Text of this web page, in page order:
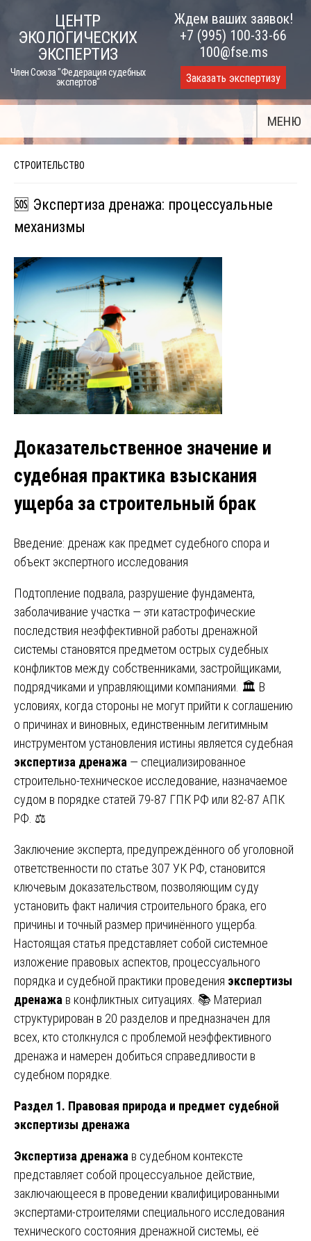
content
ЦЕНТР
ЭКОЛОГИЧЕСКИХ
ЭКСПЕРТИЗ
Член Союза "Федерация судебных
экспертов"
Ждем ваших заявок!
+7 (995) 100-33-66
100@fse.ms
Заказать экспертизу
МЕНЮ
СТРОИТЕЛЬСТВО
🆘 Экспертиза дренажа: процессуальные
механизмы
Доказательственное значение и
судебная практика взыскания
ущерба за строительный брак
Введение: дренаж как предмет судебного спора и
объект экспертного исследования
Подтопление подвала, разрушение фундамента,
заболачивание участка — эти катастрофические
последствия неэффективной работы дренажной
системы становятся предметом острых судебных
конфликтов между собственниками, застройщиками,
подрядчиками и управляющими компаниями. 🏛️ В
условиях, когда стороны не могут прийти к соглашению
о причинах и виновных, единственным легитимным
инструментом установления истины является судебная
экспертиза дренажа — специализированное
строительно-техническое исследование, назначаемое
судом в порядке статей 79-87 ГПК РФ или 82-87 АПК
РФ. ⚖️
Заключение эксперта, предупреждённого об уголовной
ответственности по статье 307 УК РФ, становится
ключевым доказательством, позволяющим суду
установить факт наличия строительного брака, его
причины и точный размер причинённого ущерба.
Настоящая статья представляет собой системное
изложение правовых аспектов, процессуального
порядка и судебной практики проведения экспертизы
дренажа в конфликтных ситуациях. 📚 Материал
структурирован в 20 разделов и предназначен для
всех, кто столкнулся с проблемой неэффективного
дренажа и намерен добиться справедливости в
судебном порядке.
Раздел 1. Правовая природа и предмет судебной
экспертизы дренажа
Экспертиза дренажа в судебном контексте
представляет собой процессуальное действие,
заключающееся в проведении квалифицированными
экспертами-строителями специального исследования
технического состояния дренажной системы, её